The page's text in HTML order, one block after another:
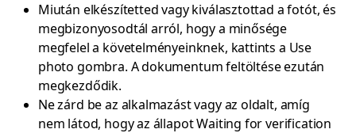
Miután elkészítetted vagy kiválasztottad a fotót, és
megbizonyosodtál arról, hogy a minősége
megfelel a követelményeinknek, kattints a Use
photo gombra. A dokumentum feltöltése ezután
megkezdődik.
Ne zárd be az alkalmazást vagy az oldalt, amíg
nem látod, hogy az állapot Waiting for verification